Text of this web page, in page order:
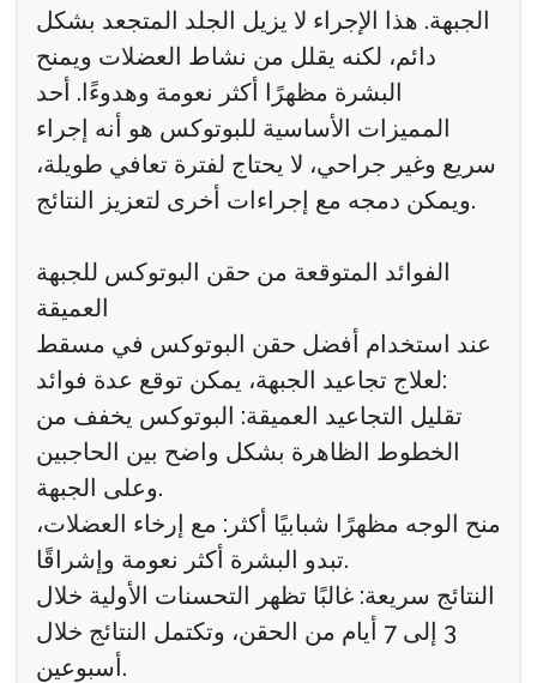
الجبهة. هذا الإجراء لا يزيل الجلد المتجعد بشكل
دائم، لكنه يقلل من نشاط العضلات ويمنح
البشرة مظهرًا أكثر نعومة وهدوءًا. أحد
المميزات الأساسية للبوتوكس هو أنه إجراء
سريع وغير جراحي، لا يحتاج لفترة تعافي طويلة،
ويمكن دمجه مع إجراءات أخرى لتعزيز النتائج.
الفوائد المتوقعة من حقن البوتوكس للجبهة
العميقة
عند استخدام أفضل حقن البوتوكس في مسقط
لعلاج تجاعيد الجبهة، يمكن توقع عدة فوائد:
تقليل التجاعيد العميقة: البوتوكس يخفف من
الخطوط الظاهرة بشكل واضح بين الحاجبين
وعلى الجبهة.
منح الوجه مظهرًا شبابيًا أكثر: مع إرخاء العضلات،
تبدو البشرة أكثر نعومة وإشراقًا.
النتائج سريعة: غالبًا تظهر التحسنات الأولية خلال
3 إلى 7 أيام من الحقن، وتكتمل النتائج خلال
أسبوعين.